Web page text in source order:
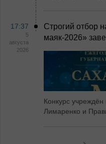
17:37
5
августа
2026
Строгий отбор
маяк‑2026»
Конкурс
Лимаренко и